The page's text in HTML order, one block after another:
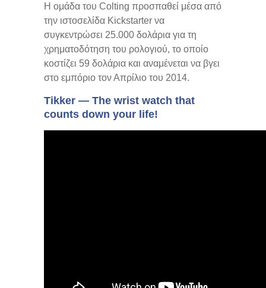
Η ομάδα του Colting προσπαθεί μέσα από
την ιστοσελίδα Kickstarter να
συγκεντρώσει 25.000 δολάρια για τη
χρηματοδότηση του ρολογιού, το οποίο
κοστίζει 59 δολάρια και αναμένεται να βγει
στο εμπόριο τον Απρίλιο του 2014.
Tikker — The wrist watch that
counts down your life!